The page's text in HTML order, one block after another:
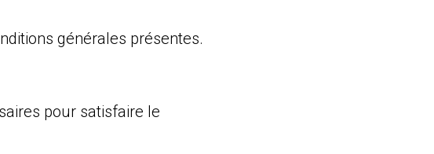
générales présentes.
pour satisfaire le